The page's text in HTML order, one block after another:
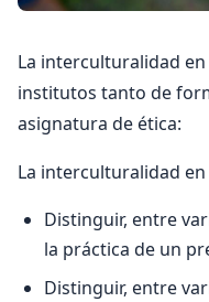
La interculturalidad
institutos tanto de
asignatura de ética:
La interculturalidad en
Distinguir, entre
la práctica de un
Distinguir, entre